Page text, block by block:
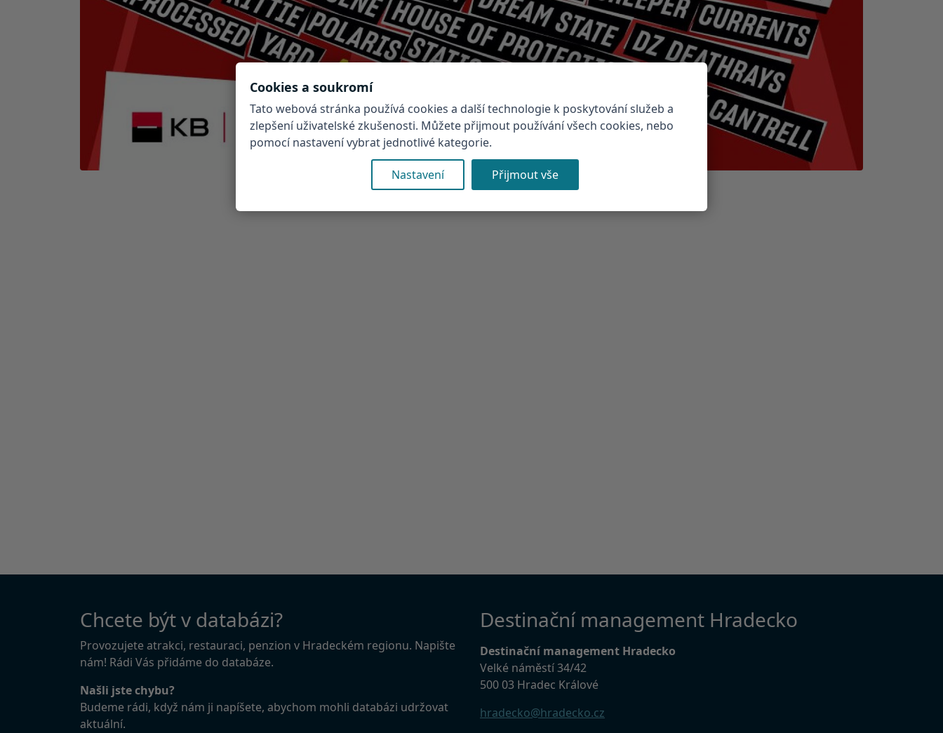
Chcete být v databázi?
Provozujete atrakci, restauraci, penzion v Hradeckém regionu. Napište
nám! Rádi Vás přidáme do databáze.
Našli jste chybu?
Budeme rádi, když nám ji napíšete, abychom mohli databázi udržovat
aktuální.
Destinační management Hradecko
Destinační management Hradecko
Velké náměstí 34/42
500 03 Hradec Králové
hradecko@hradecko.cz
Cookies a soukromí
Tato webová stránka používá cookies a další technologie k poskytování služeb a
zlepšení uživatelské zkušenosti. Můžete přijmout používání všech cookies, nebo
pomocí nastavení vybrat jednotlivé kategorie.
Nastavení Přijmout vše